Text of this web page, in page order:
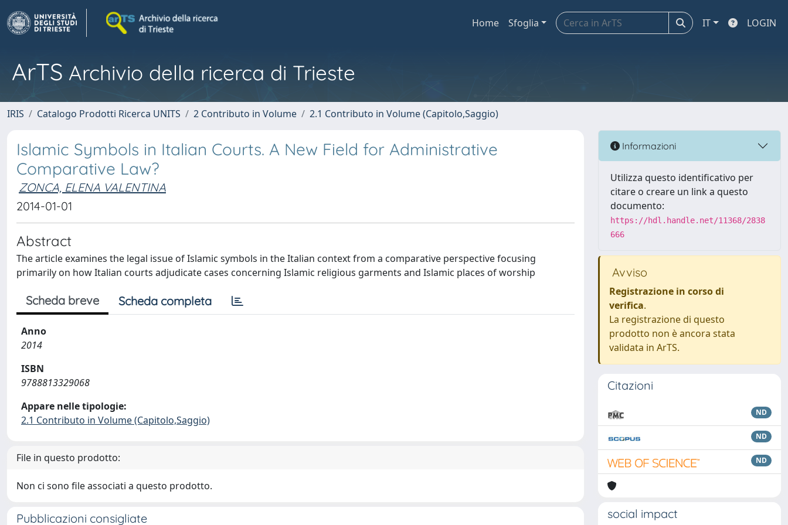
Home Sfoglia IT LOGIN
ArTS Archivio della ricerca di Trieste
IRIS Catalogo Prodotti Ricerca UNITS 2 Contributo in Volume 2.1 Contributo in Volume (Capitolo,Saggio)
Islamic Symbols in Italian Courts. A New Field for Administrative
Comparative Law?
ZONCA, ELENA VALENTINA
2014-01-01
Abstract
The article examines the legal issue of Islamic symbols in the Italian context from a comparative perspective focusing
primarily on how Italian courts adjudicate cases concerning Islamic religious garments and Islamic places of worship
Scheda breve Scheda completa
Anno
2014
ISBN
9788813329068
Appare nelle tipologie:
2.1 Contributo in Volume (Capitolo,Saggio)
File in questo prodotto:
Non ci sono file associati a questo prodotto.
Pubblicazioni consigliate
Informazioni
Utilizza questo identificativo per
citare o creare un link a questo
documento:
https://hdl.handle.net/11368/2838
666
Avviso
Registrazione in corso di
verifica.
La registrazione di questo
prodotto non è ancora stata
validata in ArTS.
Citazioni
ND
ND
ND
social impact